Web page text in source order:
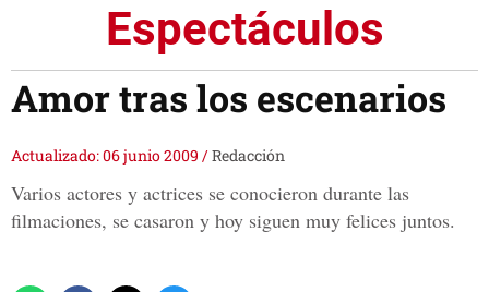
Espectáculos
Amor tras los escenarios
Actualizado: 06 junio 2009 /Redacción
Varios actores y actrices se conocieron durante las
filmaciones, se casaron y hoy siguen muy felices juntos.